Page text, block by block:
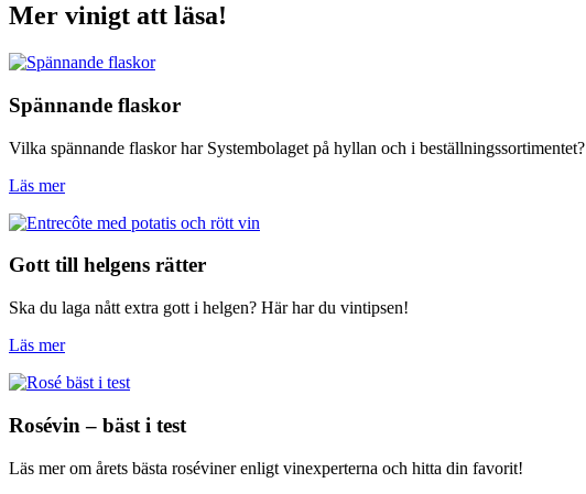
Mer vinigt att läsa!
Spännande flaskor
Vilka spännande flaskor har Systembolaget på hyllan och i beställningssortimentet?
Läs mer
Gott till helgens rätter
Ska du laga nått extra gott i helgen? Här har du vintipsen!
Läs mer
Rosévin – bäst i test
Läs mer om årets bästa roséviner enligt vinexperterna och hitta din favorit!